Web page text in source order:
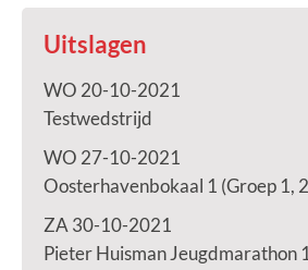
Uitslagen
WO 20-10-2021
Testwedstrijd
WO 27-10-2021
Oosterhavenbokaal 1 (Groep 1,
ZA 30-10-2021
Pieter Huisman Jeugdmarathon